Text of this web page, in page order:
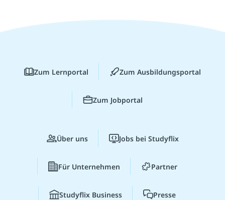
Zum Lernportal Zum Ausbildungsportal
Zum Jobportal
Über uns Jobs bei Studyflix
Für Unternehmen Partner
Studyflix Business Presse